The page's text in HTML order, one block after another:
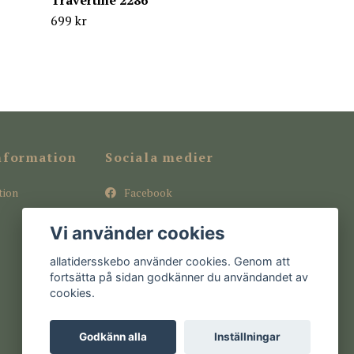
699 kr
Sociala medier
Facebook
Pinterest
Vi använder cookies
allatidersskebo använder cookies. Genom att
fortsätta på sidan godkänner du användandet av
cookies.
Godkänn alla Inställningar